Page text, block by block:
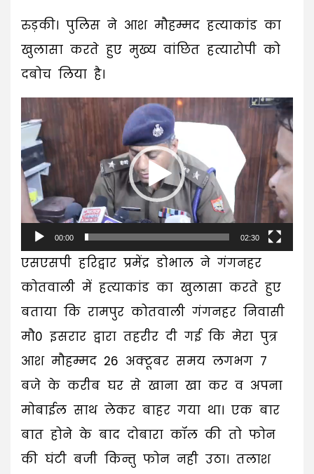
रुड़की। पुलिस ने आश मौहम्मद हत्याकांड का
खुलासा करते हुए मुख्य वांछित हत्यारोपी को
दबोच लिया है।
Video
Player
00:00 02:30
एसएसपी हरिद्वार प्रमेंद्र डोभाल ने गंगनहर
कोतवाली में हत्याकांड का खुलासा करते हुए
बताया कि रामपुर कोतवाली गंगनहर निवासी
मौ0 इसरार द्वारा तहरीर दी गई कि मेरा पुत्र
आश मौहम्मद 26 अक्टूबर समय लगभग 7
बजे के करीब घर से खाना खा कर व अपना
मोबाईल साथ लेकर बाहर गया था। एक बार
बात होने के बाद दोबारा कॉल की तो फोन
की घंटी बजी किन्तु फोन नही उठा। तलाश